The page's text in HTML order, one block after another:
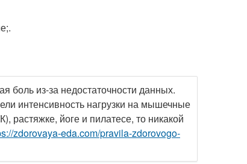
боль из-за недостаточности данных.
интенсивность нагрузки на мышечные
растяжке, йоге и пилатесе, то никакой
zdorovaya-eda.com/pravila-zdorovogo-